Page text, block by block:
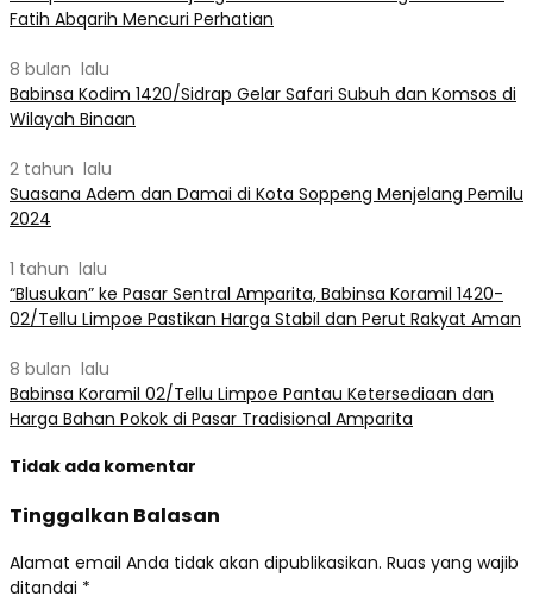
Fatih Abqarih Mencuri Perhatian
8 bulan lalu
Babinsa Kodim 1420/Sidrap Gelar Safari Subuh dan Komsos di
Wilayah Binaan
2 tahun lalu
Suasana Adem dan Damai di Kota Soppeng Menjelang Pemilu
2024
1 tahun lalu
“Blusukan” ke Pasar Sentral Amparita, Babinsa Koramil 1420-
02/Tellu Limpoe Pastikan Harga Stabil dan Perut Rakyat Aman
8 bulan lalu
Babinsa Koramil 02/Tellu Limpoe Pantau Ketersediaan dan
Harga Bahan Pokok di Pasar Tradisional Amparita
Tidak ada komentar
Tinggalkan Balasan
Alamat email Anda tidak akan dipublikasikan. Ruas yang wajib
ditandai *